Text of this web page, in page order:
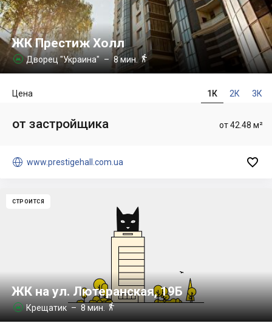
ЖК Престиж Холл
 Дворец "Украина" – 8 мин.
1К 2К 3К
Цена
от 42.48 м²
от застройщика
 www.prestigehall.com.ua 
СТРОИТСЯ
ЖК на ул. Лютеранская, 19Б
 Крещатик – 8 мин.